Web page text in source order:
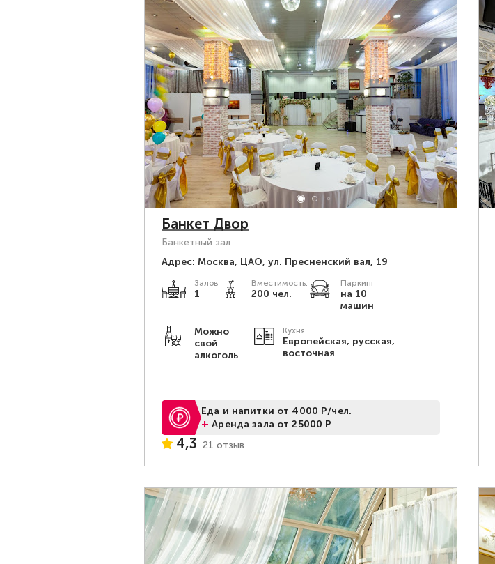
Банкет Двор
Банкетный зал
Адрес: Москва, ЦАО, ул. Пресненский вал, 19
Залов
1
Вместимость:
200 чел.
Паркинг
на 10
машин
Можно
свой
алкоголь
Кухня
Европейская, русская,
восточная
Еда и напитки от 4000 Р/чел.
+Аренда зала от 25000 Р
4,3 21 отзыв